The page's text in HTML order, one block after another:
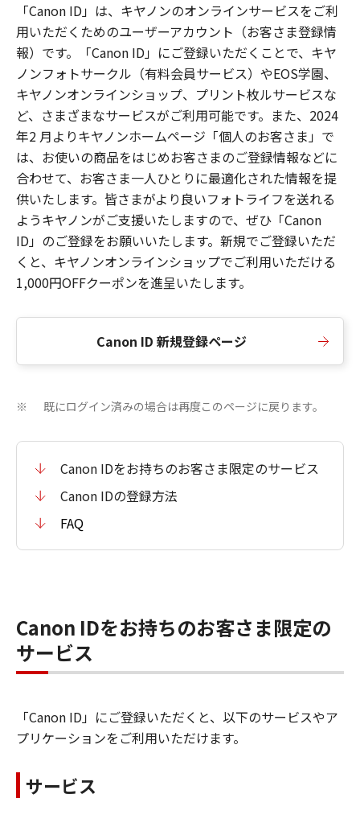
「Canon ID」は、キヤノンのオンラインサービスをご利
用いただくためのユーザーアカウント（お客さま登録情
報）です。「Canon ID」にご登録いただくことで、キヤ
ノンフォトサークル（有料会員サービス）やEOS学園、
キヤノンオンラインショップ、プリント枚ルサービスな
ど、さまざまなサービスがご利用可能です。また、2024
年2 月よりキヤノンホームページ「個人のお客さま」で
は、お使いの商品をはじめお客さまのご登録情報などに
合わせて、お客さま一人ひとりに最適化された情報を提
供いたします。皆さまがより良いフォトライフを送れる
ようキヤノンがご支援いたしますので、ぜひ「Canon
ID」のご登録をお願いいたします。新規でご登録いただ
くと、キヤノンオンラインショップでご利用いただける
1,000円OFFクーポンを進呈いたします。
Canon ID 新規登録ページ
※ 既にログイン済みの場合は再度このページに戻ります。
Canon IDをお持ちのお客さま限定のサービス
Canon IDの登録方法
FAQ
Canon IDをお持ちのお客さま限定の
サービス
「Canon ID」にご登録いただくと、以下のサービスやア
プリケーションをご利用いただけます。
サービス